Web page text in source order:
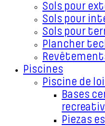
Sols pour
Sols pour
Sols pour
Plancher
Piscines
Piscine de
Bases
Piezas